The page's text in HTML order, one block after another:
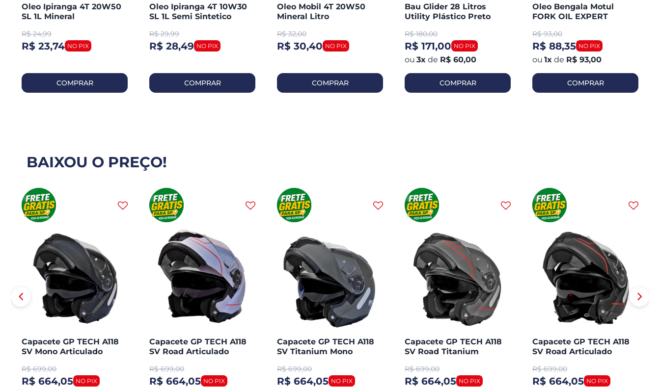
Oleo Ipiranga 4T 20W50
SL 1L Mineral
R$ 24,99
R$ 23,74
COMPRAR
Oleo Ipiranga 4T 10W30
SL 1L Semi Sintetico
R$ 29,99
R$ 28,49
COMPRAR
Oleo Mobil 4T 20W50
Mineral Litro
R$ 32,00
R$ 30,40
COMPRAR
Bau Glider 28 Litros
Utility Plástico Preto
R$ 180,00
R$ 171,00
3x de R$ 60,00
COMPRAR
Oleo Bengala Motul
FORK OIL EXPERT
R$ 93,00
R$ 88,35
1x de R$ 93,00
COMPRAR
BAIXOU O PREÇO!
Capacete GP TECH A118
SV Mono Articulado
R$ 699,00
R$ 664,05
Capacete GP TECH A118
SV Road Articulado
R$ 699,00
R$ 664,05
Capacete GP TECH A118
SV Titanium Mono
Fosco
R$ 699,00
R$ 664,05
Capacete GP TECH A118
SV Road Titanium
Fosco
R$ 699,00
R$ 664,05
Capacete GP TECH A118
SV Road Articulado
R$ 699,00
R$ 664,05